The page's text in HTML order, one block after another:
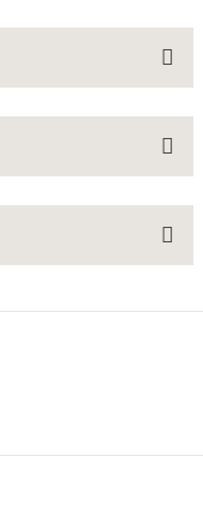
tarafımıza